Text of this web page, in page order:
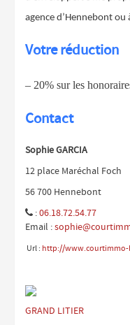
agence d’Hennebont
Votre réduction
– 20% sur les
Contact
Sophie GARCIA
12 place Maréchal Foch
56 700 Hennebont
 :06.18.72.54.77
Email :
Url : http://www.courtimmo-
GRAND LITIER